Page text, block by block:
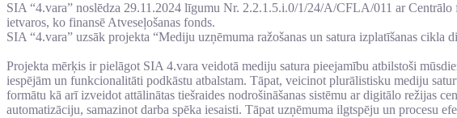
SIA “4.vara” noslēdza 29.11.2024 līgumu Nr. 2.2.1.5.i.0/1/24/A/CFLA/011 ar Centrālo
ietvaros, ko finansē Atveseļošanas fonds.
SIA “4.vara” uzsāk projekta “Mediju uzņēmuma ražošanas un satura izplatīšanas cikla
Projekta mērķis ir pielāgot SIA 4.vara veidotā mediju satura pieejamību atbilstoši
iespējām un funkcionalitāti podkāstu atbalstam. Tāpat, veicinot plurālistisku mediju
formātu kā arī izveidot attālinātas tiešraides nodrošināšanas sistēmu ar digitālo režijas
automatizāciju, samazinot darba spēka iesaisti. Tāpat uzņēmuma ilgtspēju un procesu